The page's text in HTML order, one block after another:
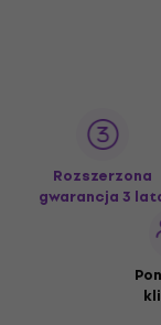
Rozszerzona
gwarancja 3